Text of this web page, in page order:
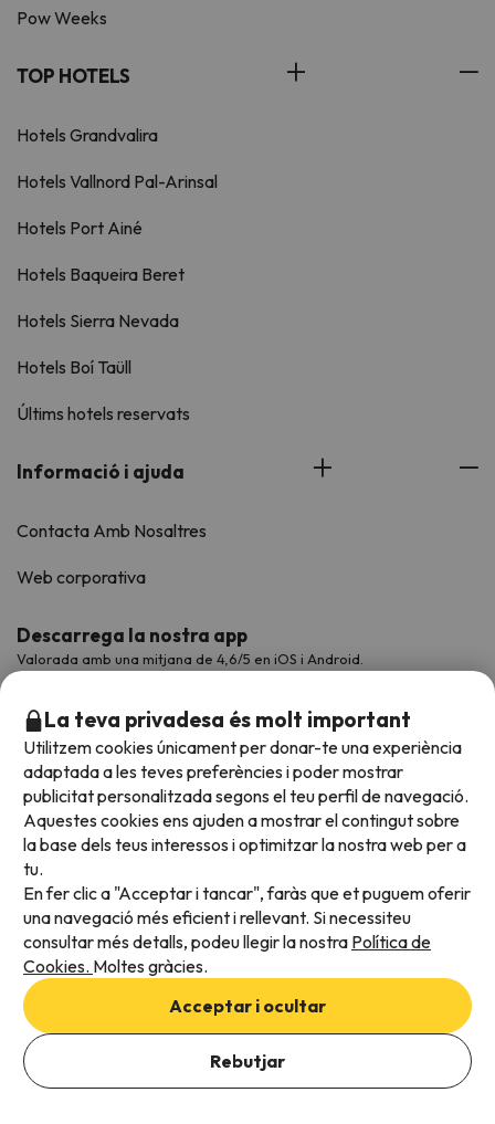
Afegeix les dates per comprovar la disponibilitat
Afegir dates
Pow Weeks
TOP HOTELS
Hotels Grandvalira
Hotels Vallnord Pal-Arinsal
Hotels Port Ainé
Hotels Baqueira Beret
Hotels Sierra Nevada
Hotels Boí Taüll
Últims hotels reservats
Informació i ajuda
Contacta Amb Nosaltres
Web corporativa
Descarrega la nostra app
Valorada amb una mitjana de 4,6/5 en iOS i Android.
Acceptem
Condicions generals
Privadesa de dades
Política de cookies
La teva privadesa és molt important
Utilitzem cookies únicament per donar-te una experiència
adaptada a les teves preferències i poder mostrar
publicitat personalitzada segons el teu perfil de navegació.
Aquestes cookies ens ajuden a mostrar el contingut sobre
la base dels teus interessos i optimitzar la nostra web per a
tu.
En fer clic a "Acceptar i tancar", faràs que et puguem oferir
una navegació més eficient i rellevant. Si necessiteu
consultar més detalls, podeu llegir la nostra Política de
Cookies. Moltes gràcies.
Acceptar i ocultar
Rebutjar